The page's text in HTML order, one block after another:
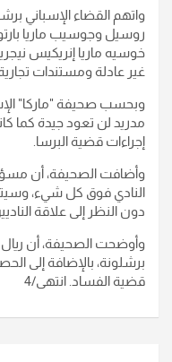
واتهم القضاء الإسباني
روسيل وجوسيب ماريا
خوسيه ماريا إنريكيس
غير عادلة ومستندات
وبحسب صحيفة "ماركا"
مدريد لن تعود جيدة كما
إجراءات قضية البرسا.
وأضافت الصحيفة، أن
النادي فوق كل شيء،
دون النظر إلى علاقة
وأوضحت الصحيفة، أن
برشلونة، بالإضافة إلى
قضية الفساد. انتهى/4